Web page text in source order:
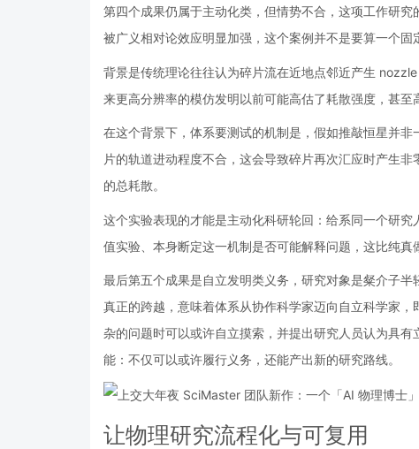
第四个成果仍属于主动化类，但情势不合，这项工作研
被广义相对论效应明显加强，这个案例并不是要算一个固
背景是传统理论往往认为碎片流在近地点邻近产生
来更高分辨率的模仿发明以前可能高估了耗散强度，甚至
在这个背景下，体系要测试的机制是，假如推敲恒星并
片的轨道进动程度不合，这会导致碎片再次汇应时产生
的总耗散。
这个实验表现的才能是主动化科研轮回：给系同一个研
值实验、本身断定这一机制是否可能解释问题，这比纯真
最后第五个成果是自立发明类义务，研究对象是粲介子
真正的跨越，意味着体系从协作科学家迈向自立科学家
杂的问题时可以或许自立摸索，并提出研究人员认为具
能：不仅可以或许履行义务，还能产出新的研究路线。
让物理研究流程化与可复用